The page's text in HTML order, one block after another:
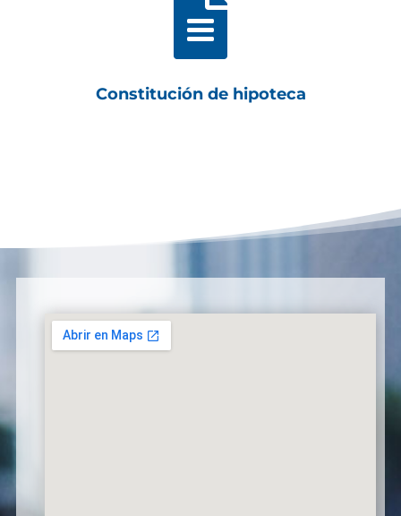

Constitución de hipoteca